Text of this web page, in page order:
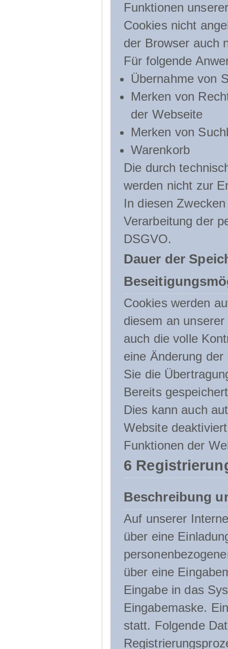
Funktionen
Cookies nicht
der Browser auch
Für folgende
Übernahme von
Merken von
der Webseite
Merken von
Warenkorb
Die durch
werden nicht zur
In diesen
Verarbeitung der
DSGVO.
Dauer der
Cookies werden
diesem an
auch die volle
eine Änderung
Sie die
Bereits
Dies kann auch
Website
Funktionen der
6
Beschreibung
Auf unserer
über eine
über eine
Eingabe in das
Eingabemaske.
statt. Folgende